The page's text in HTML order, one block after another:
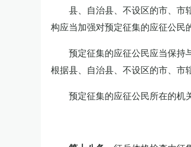
县、自治县、不设区的市、市
构应当加强对预定征集的应征公民
预定征集的应征公民应当保持
根据县、自治县、不设区的市、市
预定征集的应征公民所在的机